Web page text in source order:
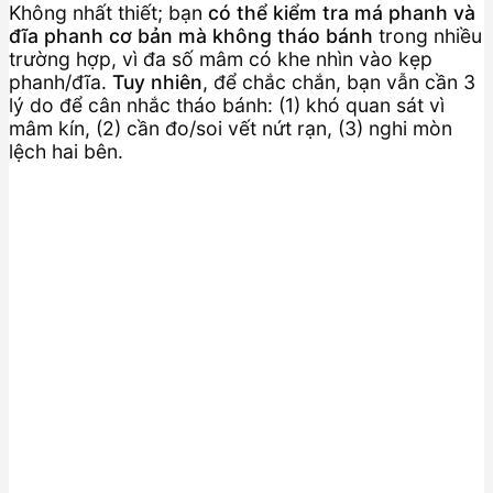
Không nhất thiết; bạn có thể kiểm tra má phanh và
đĩa phanh cơ bản mà không tháo bánh trong nhiều
trường hợp, vì đa số mâm có khe nhìn vào kẹp
phanh/đĩa. Tuy nhiên, để chắc chắn, bạn vẫn cần 3
lý do để cân nhắc tháo bánh: (1) khó quan sát vì
mâm kín, (2) cần đo/soi vết nứt rạn, (3) nghi mòn
lệch hai bên.